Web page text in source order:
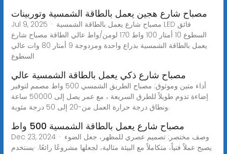
مصباح شارع هجين يعمل بالطاقة الشمسية وتوربينات
Jul 9, 2025 · مصباح شارع يعمل بالطاقة الشمسية LED فائق
السطوع 10 أمتار 100 واط 170 لومن/واط عالي الطاقة مصباح شارع
يعمل بالطاقة الشمسية بذراع واحدة ومزدوجة 9 أمتار 80 وات عالي
السطوع
مصباح شارع ذكي يعمل بالطاقة الشمسية عالي
أداء متين وموثوق: مصباح الطريق الشمسي 500 واط مصمم لتوفير
إضاءة تدوم طويلاً للطرق السريعة ، مع عمر يصل إلى 50000 ساعة
ونطاق درجة حرارة العمل من-20 إلى 50 درجة مئوية.
مصباح شارع يعمل بالطاقة الشمسية 500 واط
Dec 23, 2024 · وصف مختصر: تصميم عصري للمظهر، جعل الضوء
يصبح عملاً فنياً، متكاملاً مع البيئة مثالية، لجعلها مشروعًا رائعًا. ·يستخدم